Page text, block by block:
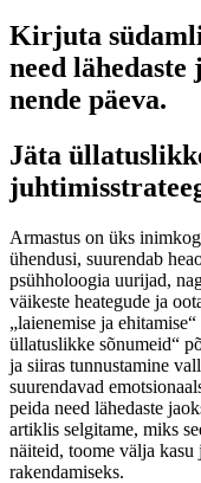
Kirjuta
need
nende päeva.
Jäta
Armastus on üks
ühendusi, suurendab
psühholoogia uurijad,
väikeste heategude ja
„laienemise ja
üllatuslikke sõnumeid“
ja siiras tunnustamine
suurendavad
peida need lähedaste
artiklis selgitame, miks
näiteid, toome välja kasu
rakendamiseks.